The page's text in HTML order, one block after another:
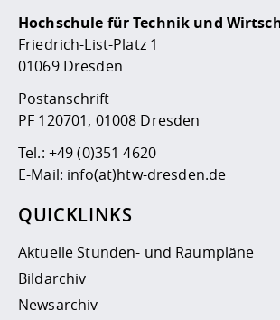
Hochschule für Technik und
Friedrich-List-Platz 1
01069 Dresden
Postanschrift
PF 120701, 01008 Dresden
Tel.: +49 (0)351 4620
E-Mail: info(at)htw-dresden.de
QUICKLINKS
Aktuelle Stunden- und Raumpläne
Bildarchiv
Newsarchiv